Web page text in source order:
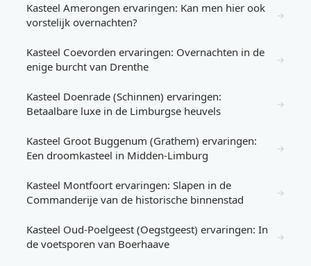
Kasteel Amerongen ervaringen: Kan men hier ook
vorstelijk overnachten?
→
Kasteel Coevorden ervaringen: Overnachten in de
enige burcht van Drenthe
→
Kasteel Doenrade (Schinnen) ervaringen:
Betaalbare luxe in de Limburgse heuvels
→
Kasteel Groot Buggenum (Grathem) ervaringen:
Een droomkasteel in Midden-Limburg
→
Kasteel Montfoort ervaringen: Slapen in de
Commanderije van de historische binnenstad
→
Kasteel Oud-Poelgeest (Oegstgeest) ervaringen: In
de voetsporen van Boerhaave
→